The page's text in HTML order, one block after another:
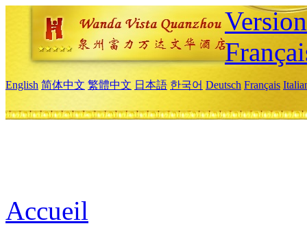
English 简体中文 繁體中文 日本語 한국어 Deutsch Français
Accueil